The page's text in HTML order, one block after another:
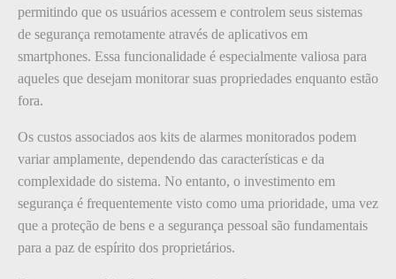
permitindo que os usuários acessem e controlem seus sistemas
de segurança remotamente através de aplicativos em
smartphones. Essa funcionalidade é especialmente valiosa para
aqueles que desejam monitorar suas propriedades enquanto estão
fora.
Os custos associados aos kits de alarmes monitorados podem
variar amplamente, dependendo das características e da
complexidade do sistema. No entanto, o investimento em
segurança é frequentemente visto como uma prioridade, uma vez
que a proteção de bens e a segurança pessoal são fundamentais
para a paz de espírito dos proprietários.